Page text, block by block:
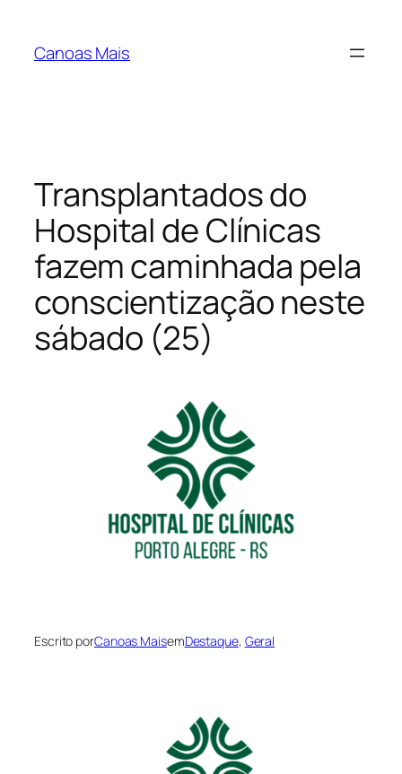
Canoas Mais
Transplantados do
Hospital de Clínicas
fazem caminhada pela
conscientização neste
sábado (25)
Escrito porCanoas MaisemDestaque, Geral